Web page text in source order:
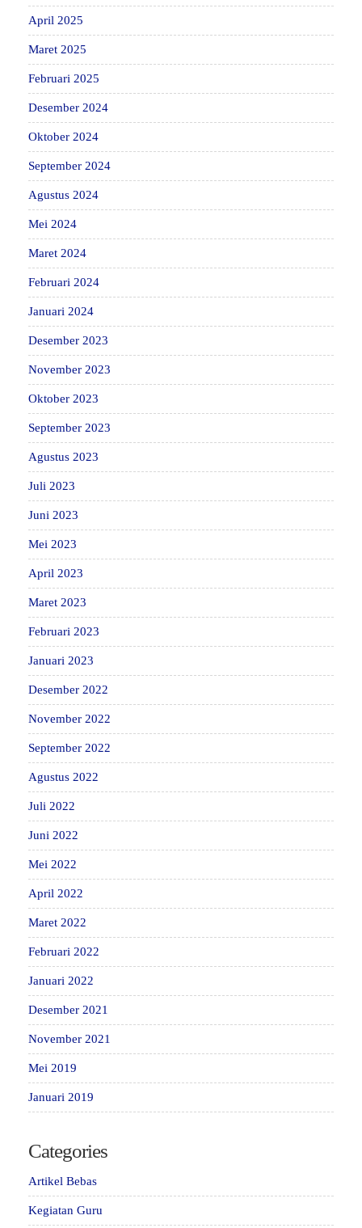
April 2025
Maret 2025
Februari 2025
Desember 2024
Oktober 2024
September 2024
Agustus 2024
Mei 2024
Maret 2024
Februari 2024
Januari 2024
Desember 2023
November 2023
Oktober 2023
September 2023
Agustus 2023
Juli 2023
Juni 2023
Mei 2023
April 2023
Maret 2023
Februari 2023
Januari 2023
Desember 2022
November 2022
September 2022
Agustus 2022
Juli 2022
Juni 2022
Mei 2022
April 2022
Maret 2022
Februari 2022
Januari 2022
Desember 2021
November 2021
Mei 2019
Januari 2019
Categories
Artikel Bebas
Kegiatan Guru